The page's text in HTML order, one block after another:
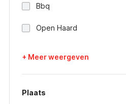
Bbq
Open Haard
+ Meer weergeven
Plaats